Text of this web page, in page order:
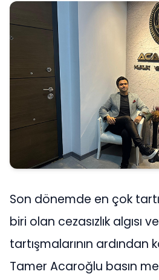
Son dönemde en çok
biri olan cezasızlık algısı
tartışmalarının ardından
Tamer Acaroğlu basın